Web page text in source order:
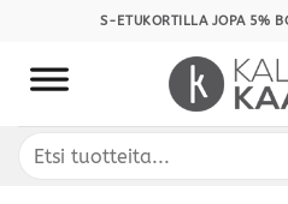
content
S-ETUKORTILLA JOPA 5%
Etsi: